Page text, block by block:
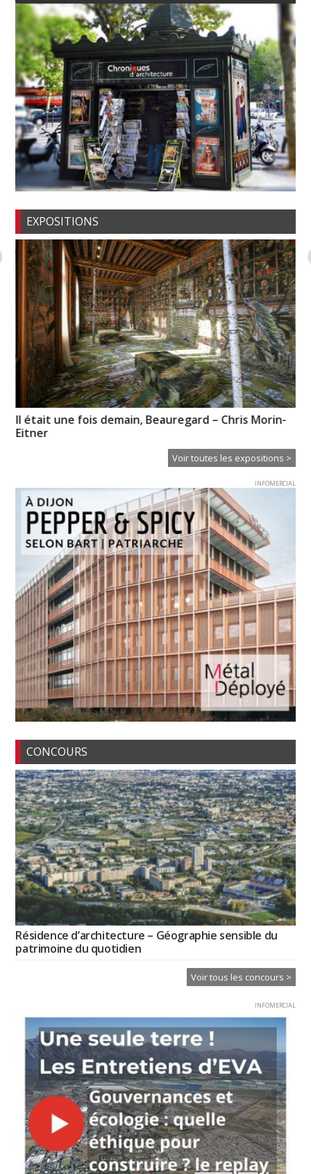
EXPOSITIONS
Il était une fois demain, Beauregard – Chris Morin-
Eitner
Voir toutes les expositions >
INFOMERCIAL
CONCOURS
Résidence d’architecture – Géographie sensible du
patrimoine du quotidien
Voir tous les concours >
INFOMERCIAL